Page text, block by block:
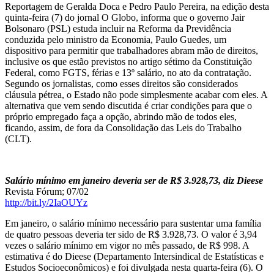
Reportagem de Geralda Doca e Pedro Paulo Pereira, na edição desta
quinta-feira (7) do jornal O Globo, informa que o governo Jair
Bolsonaro (PSL) estuda incluir na Reforma da Previdência
conduzida pelo ministro da Economia, Paulo Guedes, um
dispositivo para permitir que trabalhadores abram mão de direitos,
inclusive os que estão previstos no artigo sétimo da Constituição
Federal, como FGTS, férias e 13º salário, no ato da contratação.
Segundo os jornalistas, como esses direitos são considerados
cláusula pétrea, o Estado não pode simplesmente acabar com eles. A
alternativa que vem sendo discutida é criar condições para que o
próprio empregado faça a opção, abrindo mão de todos eles,
ficando, assim, de fora da Consolidação das Leis do Trabalho
(CLT).
Salário mínimo em janeiro deveria ser de R$ 3.928,73, diz Dieese
Revista Fórum; 07/02
http://bit.ly/2IaOUYz
Em janeiro, o salário mínimo necessário para sustentar uma família
de quatro pessoas deveria ter sido de R$ 3.928,73. O valor é 3,94
vezes o salário mínimo em vigor no mês passado, de R$ 998. A
estimativa é do Dieese (Departamento Intersindical de Estatísticas e
Estudos Socioeconômicos) e foi divulgada nesta quarta-feira (6). O